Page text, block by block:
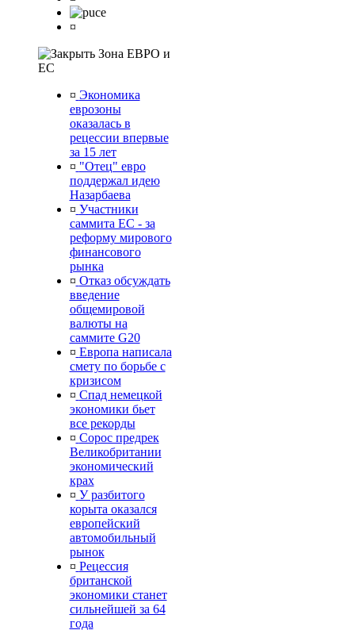
¤
Зона ЕВРО и
ЕС
¤ Экономика
еврозоны
оказалась в
рецессии впервые
за 15 лет
¤ "Отец" евро
поддержал идею
Назарбаева
¤ Участники
саммита ЕС - за
реформу мирового
финансового
рынка
¤ Отказ обсуждать
введение
общемировой
валюты на
саммите G20
¤ Европа написала
смету по борьбе с
кризисом
¤ Спад немецкой
экономики бьет
все рекорды
¤ Сорос предрек
Великобритании
экономический
крах
¤ У разбитого
корыта оказался
европейский
автомобильный
рынок
¤ Рецессия
британской
экономики станет
сильнейшей за 64
года